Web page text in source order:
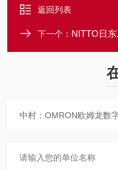
返回列表
下一个： NITTO日